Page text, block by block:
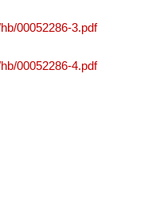
00052286-3.pdf
00052286-4.pdf